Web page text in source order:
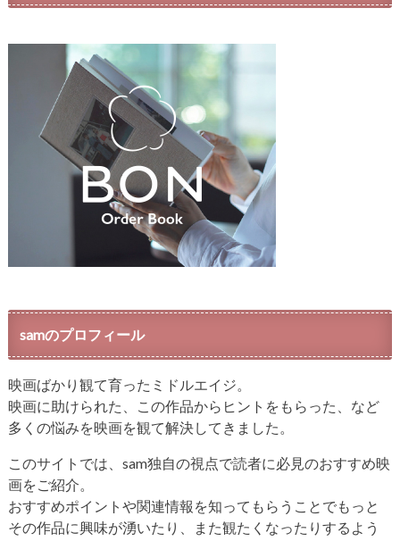
samのプロフィール
映画ばかり観て育ったミドルエイジ。
映画に助けられた、この作品からヒントをもらった、など
多くの悩みを映画を観て解決してきました。
このサイトでは、sam独自の視点で読者に必見のおすすめ映
画をご紹介。
おすすめポイントや関連情報を知ってもらうことでもっと
その作品に興味が湧いたり、また観たくなったりするよう